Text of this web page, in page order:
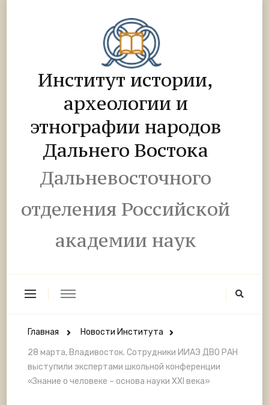
Институт истории,
археологии и
этнографии народов
Дальнего Востока
Дальневосточного
отделения Российской
академии наук
Главная
Новости Института
28 марта, Владивосток. Сотрудники ИИАЭ ДВО РАН
выступили экспертами школьной конференции
«Знание о человеке – основа науки XXI века»